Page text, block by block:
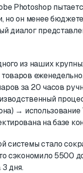
Photoshop
но он менее
диалог
из наших
за 20 часов
→
на базе
системы стало
сэкономило 5500
3 дня.